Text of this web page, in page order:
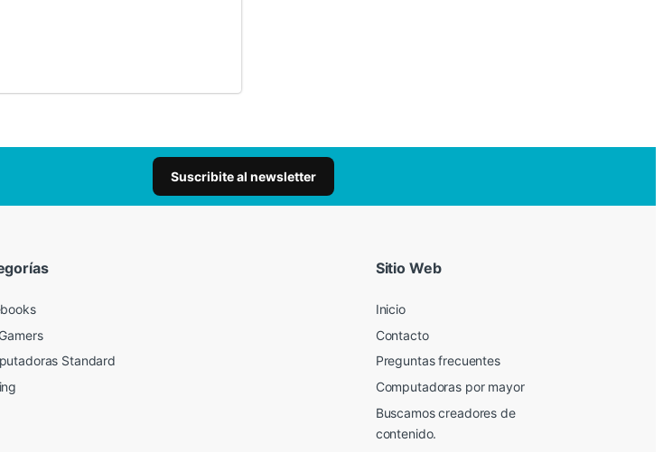
Suscribite al newsletter
Standard
Sitio Web
Inicio
Contacto
Preguntas frecuentes
Computadoras por mayor
Buscamos creadores de
contenido.